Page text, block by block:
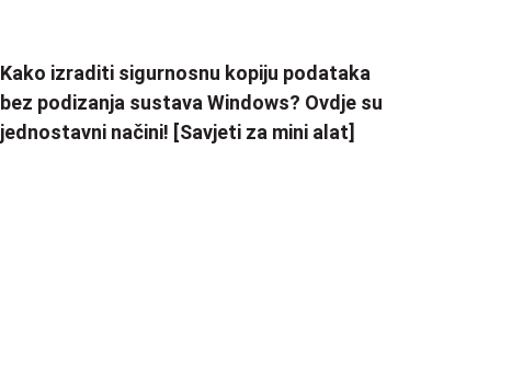
Kako izraditi sigurnosnu kopiju podataka
bez podizanja sustava Windows? Ovdje su
jednostavni načini! [Savjeti za mini alat]